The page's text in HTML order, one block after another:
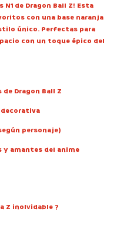
de Dragon Ball Z! Esta
con una base naranja
único. Perfectas para
con un toque épico del
Dragon Ball Z
personaje)
y amantes del anime
Z inolvidable ?